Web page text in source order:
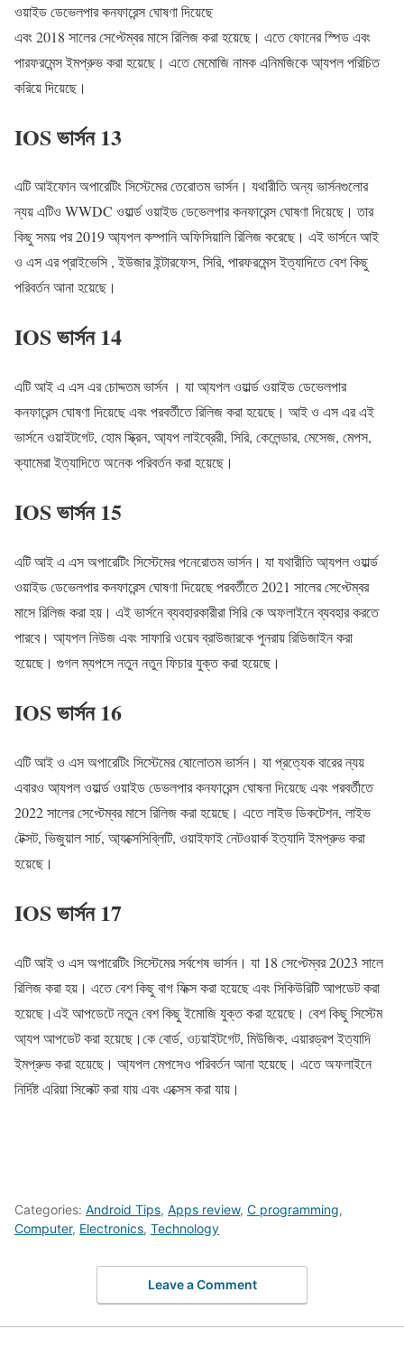
ওয়াইড ডেভেলপার কনফারেন্স ঘোষণা দিয়েছে
এবং 2018 সালের সেপ্টেম্বর মাসে রিলিজ করা হয়েছে। এতে ফোনের স্পিড এবং
পারফরমেন্স ইমপ্রুভ করা হয়েছে। এতে মেমোজি নামক এনিমজিকে আ্যপল পরিচিত
করিয়ে দিয়েছে।
IOS ভার্সন 13
এটি আইফোন অপারেটিং সিস্টেমের তেরোতম ভার্সন। যথারীতি অন্য ভার্সনগুলোর
ন্যয় এটিও WWDC ওয়ার্ল্ড ওয়াইড ডেভেলপার কনফারেন্স ঘোষণা দিয়েছে। তার
কিছু সময় পর 2019 আ্যপল কম্পানি অফিসিয়ালি রিলিজ করেছে। এই ভার্সনে আই
ও এস এর প্রাইভেসি , ইউজার ইন্টারফেস, সিরি, পারফরমেন্স ইত্যাদিতে বেশ কিছু
পরিবর্তন আনা হয়েছে।
IOS ভার্সন 14
এটি আই এ এস এর চোদ্দতম ভার্সন । যা আ্যপল ওয়ার্ল্ড ওয়াইড ডেভেলপার
কনফারেন্স ঘোষণা দিয়েছে এবং পরবর্তীতে রিলিজ করা হয়েছে। আই ও এস এর এই
ভার্সনে ওয়াইটগেট, হোম স্ক্রিন, আ্যপ লাইব্রেরী, সিরি, কেলেন্ডার, মেসেজ, মেপস,
ক্যামেরা ইত্যাদিতে অনেক পরিবর্তন করা হয়েছে।
IOS ভার্সন 15
এটি আই এ এস অপারেটিং সিস্টেমের পনেরোতম ভার্সন। যা যথারীতি আ্যপল ওয়ার্ল্ড
ওয়াইড ডেভেলপার কনফারেন্স ঘোষণা দিয়েছে পরবর্তীতে 2021 সালের সেপ্টেম্বর
মাসে রিলিজ করা হয়। এই ভার্সনে ব্যবহারকারীরা সিরি কে অফলাইনে ব্যবহার করতে
পারবে। আ্যপল নিউজ এবং সাফারি ওয়েব ব্রাউজারকে পুনরায় রিডিজাইন করা
হয়েছে। গুগল ম্যপসে নতুন নতুন ফিচার যুক্ত করা হয়েছে।
IOS ভার্সন 16
এটি আই ও এস অপারেটিং সিস্টেমের ষোলোতম ভার্সন। যা প্রত্যেক বারের ন্যয়
এবারও আ্যপল ওয়ার্ল্ড ওয়াইড ডেভলপার কনফারেন্স ঘোষনা দিয়েছে এবং পরবর্তীতে
2022 সালের সেপ্টেম্বর মাসে রিলিজ করা হয়েছে। এতে লাইভ ডিকটেশন, লাইভ
টেক্সট, ভিজুয়াল সার্চ, আ্যক্সেসিব্লিটি, ওয়াইফাই নেটওয়ার্ক ইত্যাদি ইমপ্রুভ করা
হয়েছে।
IOS ভার্সন 17
এটি আই ও এস অপারেটিং সিস্টেমের সর্বশেষ ভার্সন। যা 18 সেপ্টেম্বর 2023 সালে
রিলিজ করা হয়। এতে বেশ কিছু বাগ ফিক্স করা হয়েছে এবং সিকিউরিটি আপডেট করা
হয়েছে।এই আপডেটে নতুন বেশ কিছু ইমোজি যুক্ত করা হয়েছে। বেশ কিছু সিস্টেম
আ্যপ আপডেট করা হয়েছে।কে বোর্ড, ওঢয়াইটগেট, মিউজিক, এয়ারড্রপ ইত্যাদি
ইমপ্রুভ করা হয়েছে। আ্যপল মেপসেও পরিবর্তন আনা হয়েছে। এতে অফলাইনে
নির্দিষ্ট এরিয়া সিলেক্ট করা যায় এবং এক্সেস করা যায়।
Categories: Android Tips, Apps review, C programming,
Computer, Electronics, Technology
Leave a Comment